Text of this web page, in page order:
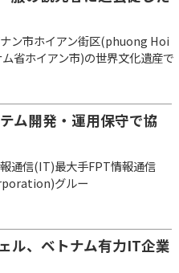
ン市ホイアン街区(phuong Hoi
省ホイアン市)の世界文化遺産で
ム開発・運用保守で協
通信(IT)最大手FPT情報通信
グルー
ル、ベトナム有力IT企業